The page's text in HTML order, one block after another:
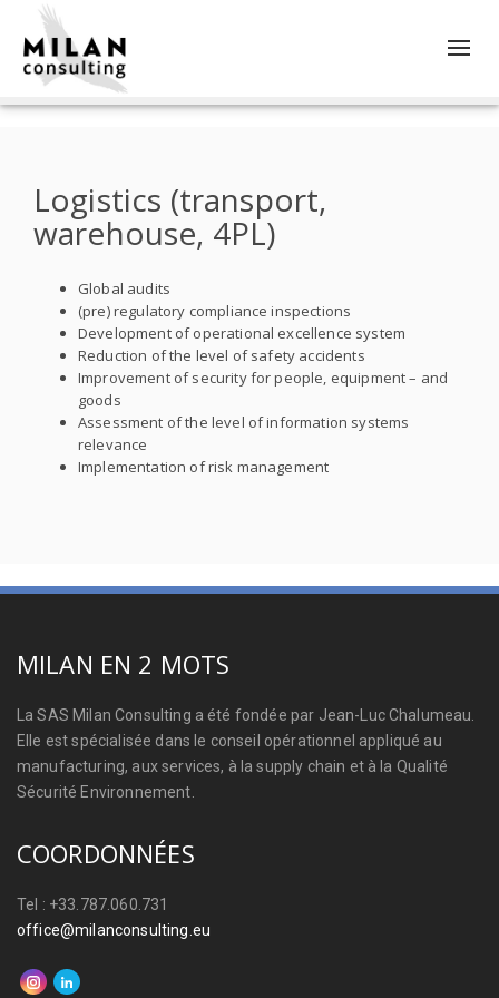
Logistics (transport,
warehouse, 4PL)
Global audits
(pre) regulatory compliance inspections
Development of operational excellence system
Reduction of the level of safety accidents
Improvement of security for people, equipment – and
goods
Assessment of the level of information systems
relevance
Implementation of risk management
MILAN EN 2 MOTS
La SAS Milan Consulting a été fondée par Jean-Luc Chalumeau.
Elle est spécialisée dans le conseil opérationnel appliqué au
manufacturing, aux services, à la supply chain et à la Qualité
Sécurité Environnement.
COORDONNÉES
Tel : +33.787.060.731
office@milanconsulting.eu